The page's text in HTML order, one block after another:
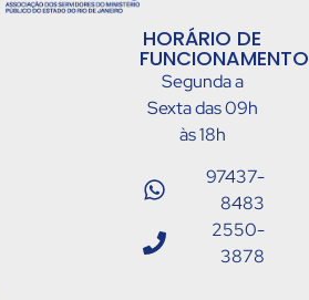
HORÁRIO DE
Segunda a
Sexta das 09h
às 18h
97437-
8483
2550-
3878